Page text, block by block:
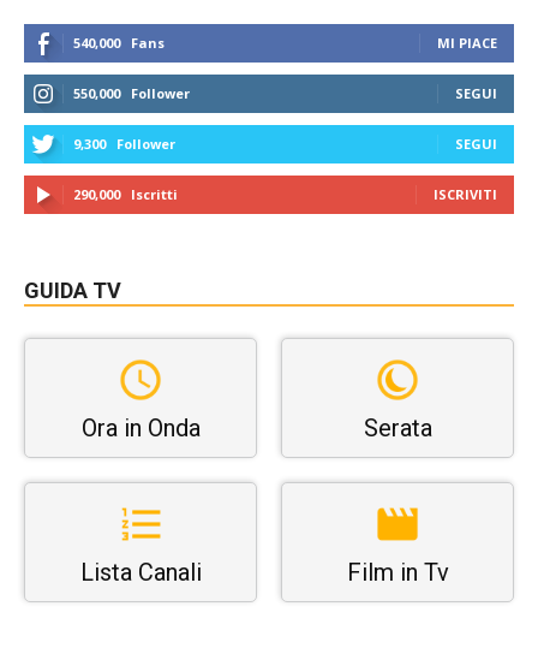
540,000 Fans MI PIACE
550,000 Follower SEGUI
9,300 Follower SEGUI
290,000 Iscritti ISCRIVITI
GUIDA TV
Ora in Onda Serata
Lista Canali Film in Tv